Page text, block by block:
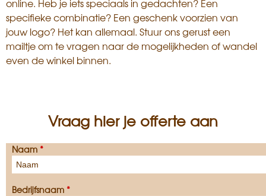
specifieke combinatie? Een geschenk voorzien van
jouw logo? Het kan allemaal. Stuur ons gerust een
mailtje om te vragen naar de mogelijkheden of wandel
even de winkel binnen.
Vraag hier je offerte aan
Naam *
Bedrijfsnaam *